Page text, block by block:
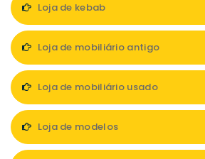
Loja de kebab
Loja de mobiliário antigo
Loja de mobiliário usado
Loja de modelos